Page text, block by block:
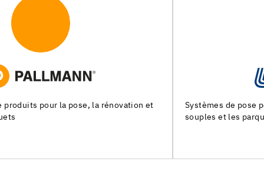
Systèmes de pose pour les chapes, les revêtements de sols
souples et les parquets